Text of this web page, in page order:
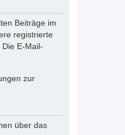
Beiträge im
registrierte
E-Mail-
zur
über das